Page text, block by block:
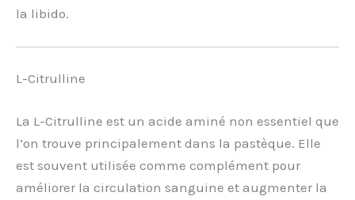
la libido.
L-Citrulline
La L-Citrulline est un acide aminé non essentiel que
l’on trouve principalement dans la pastèque. Elle
est souvent utilisée comme complément pour
améliorer la circulation sanguine et augmenter la